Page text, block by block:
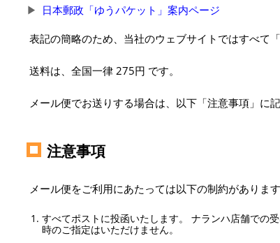
日本郵政「ゆうパケット」案内ページ
表記の簡略のため、当社のウェブサイトではすべて
送料は、全国一律 275円 です。
メール便でお送りする場合は、以下「注意事項」に
注意事項
メール便をご利用にあたっては以下の制約がありま
すべてポストに投函いたします。 ナランハ店舗での
時のご指定はいただけません。